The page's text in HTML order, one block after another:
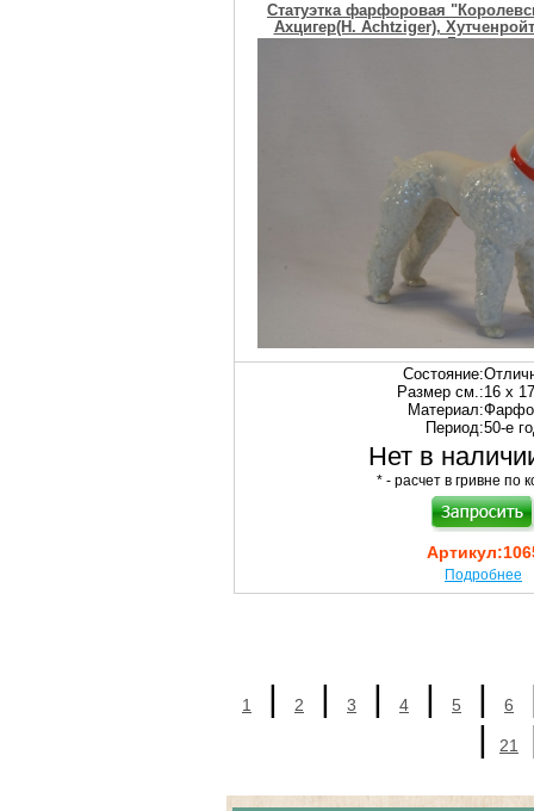
Статуэтка фарфоровая
Ахцигер(H. Achtziger),
Германия
Состояние:
Размер см.:16 х 17
Материал:
Период:50-е
Нет в
* - расчет в гривне по
Артикул:
Подробнее
1 | 2 | 3 | 4 | 5 | 6
|
21